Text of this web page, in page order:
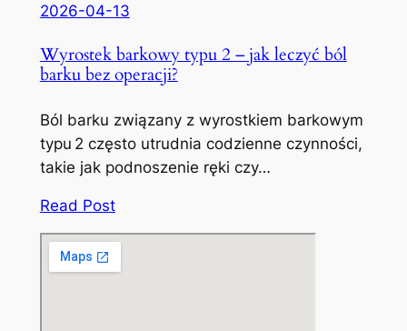
2026-04-13
Wyrostek barkowy typu 2 – jak leczyć ból
barku bez operacji?
Ból barku związany z wyrostkiem barkowym
typu 2 często utrudnia codzienne czynności,
takie jak podnoszenie ręki czy…
Read Post